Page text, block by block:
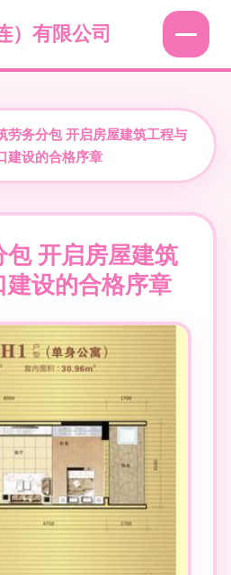
）有限公司
劳务分包 开启房屋建筑工程与
建设的合格序章
包 开启房屋建筑
建设的合格序章